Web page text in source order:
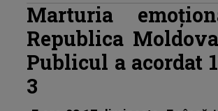
Marturia
Republica
Publicul a acordat
3